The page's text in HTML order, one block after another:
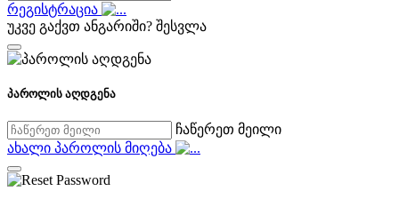
რეგისტრაცია
უკვე გაქვთ ანგარიში? შესვლა
პაროლის აღდგენა
ჩაწერეთ მეილი
ახალი პაროლის მიღება